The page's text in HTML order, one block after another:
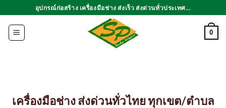
ไป
เนื้อหา
อุปกรณ์ก่อสร้าง เครื่องมือช่าง ส่งเร็ว ส่งด่วนทั่วประเทศ...
0
เครื่องมือช่าง ส่งด่วนทั่วไทย ทุกเขต/ตำบล